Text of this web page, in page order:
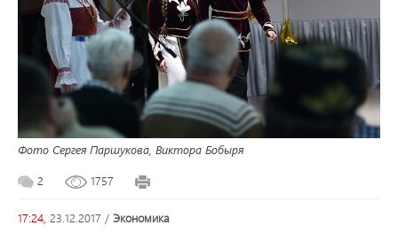
Фото Сергея Паршукова, Виктора Бобыря
2 1757
17:24, 23.12.2017 / экономика